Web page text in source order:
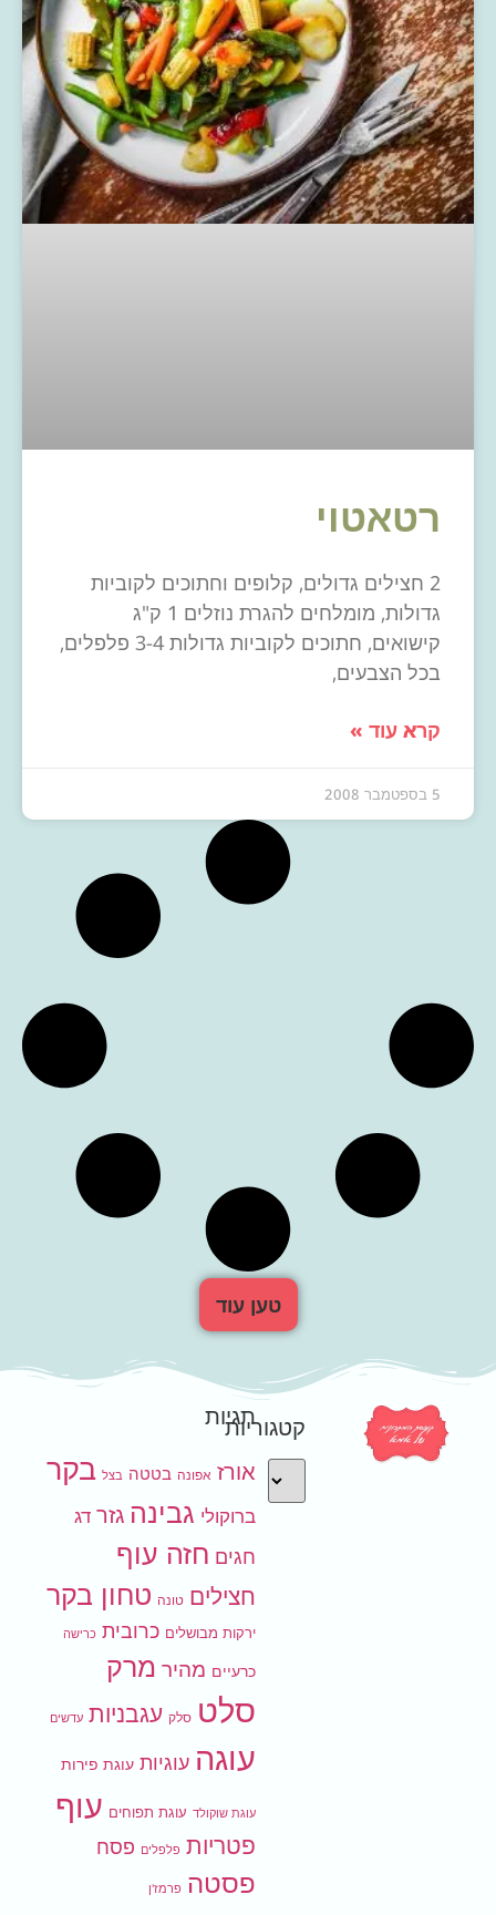
רטאטוי
2 חצילים גדולים, קלופים וחתוכים לקוביות
גדולות, מומלחים להגרת נוזלים 1 ק"ג
קישואים, חתוכים לקוביות גדולות 3-4 פלפלים,
בכל הצבעים,
קרא עוד »
5 בספטמבר 2008
טען עוד
קטגוריות
תגיות
אורז אפונה בטטה בצל בקר
ברוקולי גבינה גזר דג
חגים חזה עוף
חצילים טונה טחון בקר
ירקות מבושלים כרובית כרישה
כרעיים מהיר מרק
סלט סלק עגבניות עדשים
עוגה עוגיות עוגת פירות
עוגת שוקולד עוגת תפוחים עוף
פטריות פלפלים פסח
פסטה פרמז'ן